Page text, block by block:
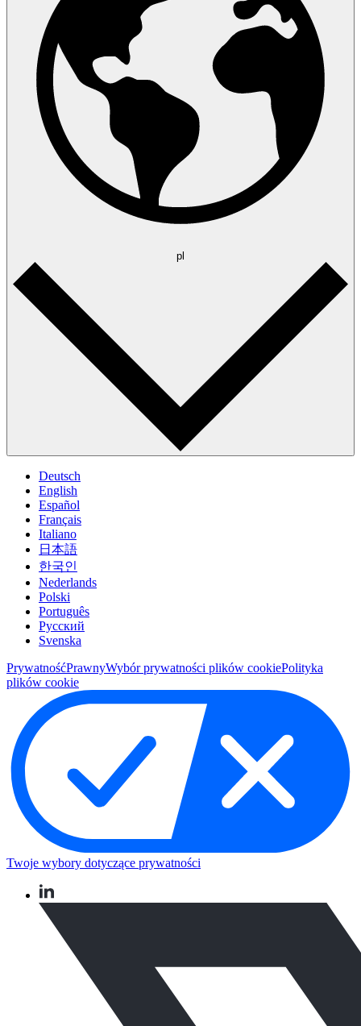
pl
Deutsch
English
Español
Français
Italiano
日本語
한국인
Nederlands
Polski
Português
Pусский
Svenska
PrywatnośćPrawnyWybór prywatności plików cookiePolityka
plików cookie
Twoje wybory dotyczące prywatności